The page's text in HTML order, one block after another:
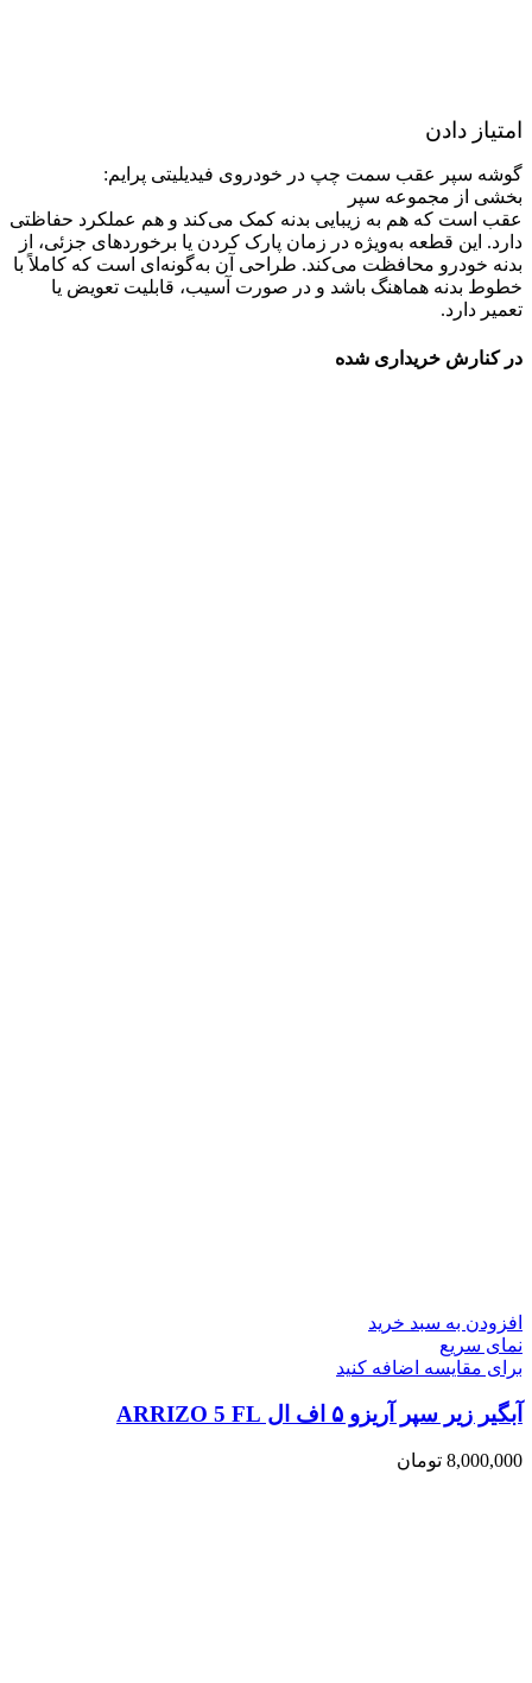
امتیاز دادن
گوشه سپر عقب سمت چپ در خودروی فیدیلیتی پرایم:
بخشی از مجموعه سپر
عقب است که هم به زیبایی بدنه کمک می‌کند و هم عملکرد حفاظتی
دارد. این قطعه به‌ویژه در زمان پارک کردن یا برخوردهای جزئی، از
بدنه خودرو محافظت می‌کند. طراحی آن به‌گونه‌ای است که کاملاً با
خطوط بدنه هماهنگ باشد و در صورت آسیب، قابلیت تعویض یا
تعمیر دارد.
در کنارش خریداری شده
افزودن به سبد خرید
نمای سریع
برای مقایسه اضافه کنید
آبگیر زیر سپر آریزو ۵ اف ال ARRIZO 5 FL
8,000,000 تومان